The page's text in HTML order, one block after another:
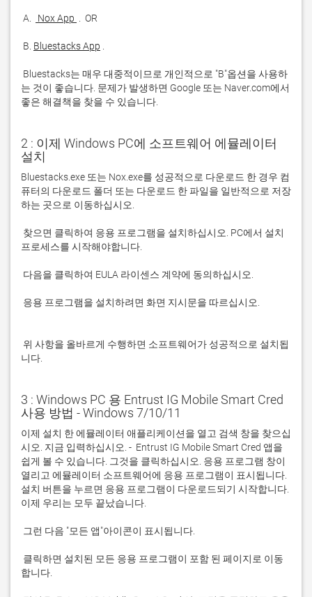
A. Nox App
B. Bluestacks App
는 것이 좋습니다. 문제가 발생하면 Google 또는 Naver.com에서
좋은 해결책을 찾을 수 있습니다.
2 : 이제 Windows PC에 소프트웨어 에뮬레이터
설치
Bluestacks.exe 또는 Nox.exe를 성공적으로 다운로드 한 경우 컴
퓨터의 다운로드 폴더 또는 다운로드 한 파일을 일반적으로 저장
니다.
3 : Windows PC 용 Entrust IG Mobile Smart Cred
사용 방법 - Windows 7/10/11
이제 설치 한 에뮬레이터 애플리케이션을 열고 검색 창을 찾으십
시오. 지금 입력하십시오. -  Entrust IG Mobile Smart Cred 앱을
쉽게 볼 수 있습니다. 그것을 클릭하십시오. 응용 프로그램 창이
열리고 에뮬레이터 소프트웨어에 응용 프로그램이 표시됩니다.
설치 버튼을 누르면 응용 프로그램이 다운로드되기 시작합니다.